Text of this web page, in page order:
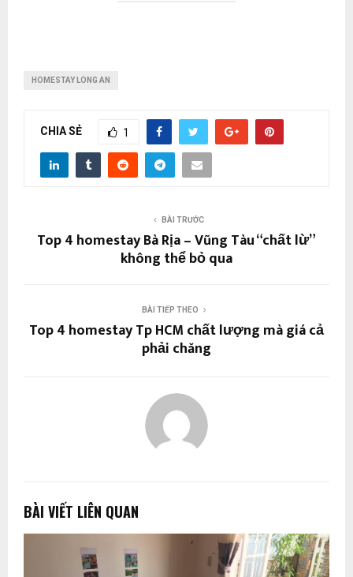
HOMESTAY LONG AN
CHIA SẺ 1
BÀI TRƯỚC
Top 4 homestay Bà Rịa – Vũng Tàu “chất lừ”
không thể bỏ qua
BÀI TIẾP THEO
Top 4 homestay Tp HCM chất lượng mà giá cả
phải chăng
BÀI VIẾT LIÊN QUAN